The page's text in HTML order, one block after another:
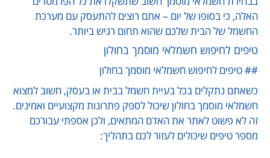
האלה, כי בסופו של יום – אתם רוצים להתעסק עם מערכת
החשמל של הבית שלכם שהוא תחום רגיש ביותר.
טיפים לחיפוש חשמלאי מוסמך בחולון
## טיפים לחיפוש חשמלאי מוסמך בחולון
כשאתם נתקלים בכל בעיית חשמל בבית או בעסק, חשוב למצוא
חשמלאי מוסמך בחולון שיכול לספק פתרונות מקצועיים ואמינים.
זה לא פשוט לאתר את האדם המתאים, ולכן אספתי עבורכם
מספר טיפים שיכולים לעזור לכם בתהליך: